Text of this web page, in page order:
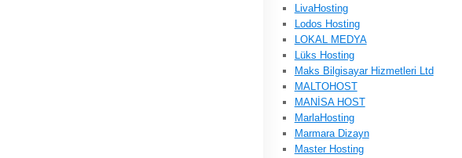
LivaHosting
Lodos Hosting
LOKAL MEDYA
Lüks Hosting
Maks Bilgisayar Hizmetleri Ltd
MALTOHOST
MANİSA HOST
MarlaHosting
Marmara Dizayn
Master Hosting